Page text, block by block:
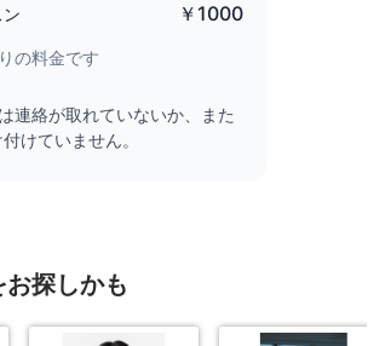
￥1000
の料金です
連絡が取れていないか、また
けていません。
探しかも